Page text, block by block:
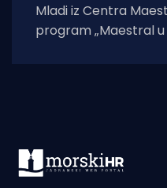
Mladi iz Centra
program „Maestral